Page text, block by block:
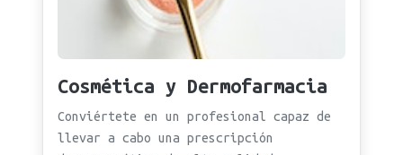
Cosmética y Dermofarmacia
Conviértete en un profesional capaz de
llevar a cabo una prescripción